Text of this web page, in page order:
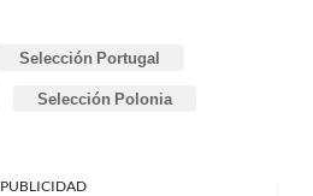
Selección Portugal
Selección Polonia
PUBLICIDAD